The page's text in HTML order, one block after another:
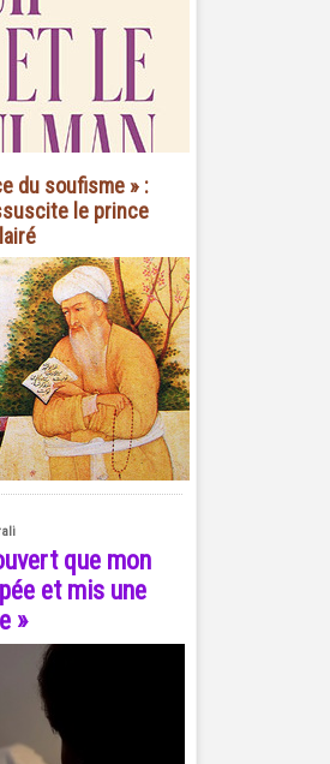
du soufisme » :
le prince
que mon
et mis une
»